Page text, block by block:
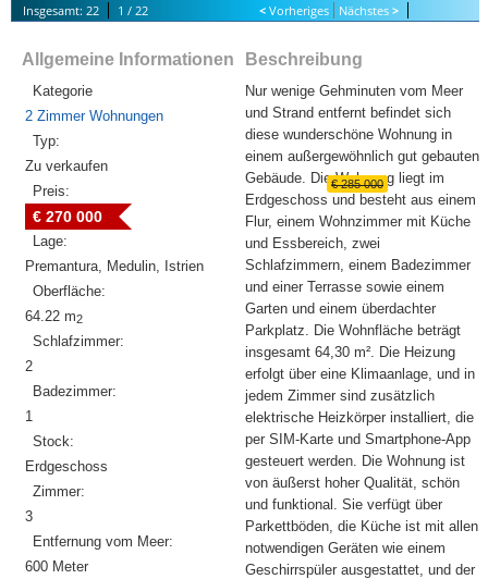
Insgesamt: 22 1 / 22 < Vorheriges Nächstes >
Start Slideshow
Allgemeine Informationen
Kategorie
2 Zimmer Wohnungen
Typ:
Zu verkaufen
Preis:
€ 270 000
€ 285 000
Lage:
Premantura, Medulin, Istrien
Oberfläche:
64.22 m2
Schlafzimmer:
2
Badezimmer:
1
Stock:
Erdgeschoss
Zimmer:
3
Entfernung vom Meer:
600 Meter
Beschreibung
Nur wenige Gehminuten vom Meer
und Strand entfernt befindet sich
diese wunderschöne Wohnung in
einem außergewöhnlich gut gebauten
Gebäude. Die Wohnung liegt im
Erdgeschoss und besteht aus einem
Flur, einem Wohnzimmer mit Küche
und Essbereich, zwei
Schlafzimmern, einem Badezimmer
und einer Terrasse sowie einem
Garten und einem überdachter
Parkplatz. Die Wohnfläche beträgt
insgesamt 64,30 m². Die Heizung
erfolgt über eine Klimaanlage, und in
jedem Zimmer sind zusätzlich
elektrische Heizkörper installiert, die
per SIM-Karte und Smartphone-App
gesteuert werden. Die Wohnung ist
von äußerst hoher Qualität, schön
und funktional. Sie verfügt über
Parkettböden, die Küche ist mit allen
notwendigen Geräten wie einem
Geschirrspüler ausgestattet, und der